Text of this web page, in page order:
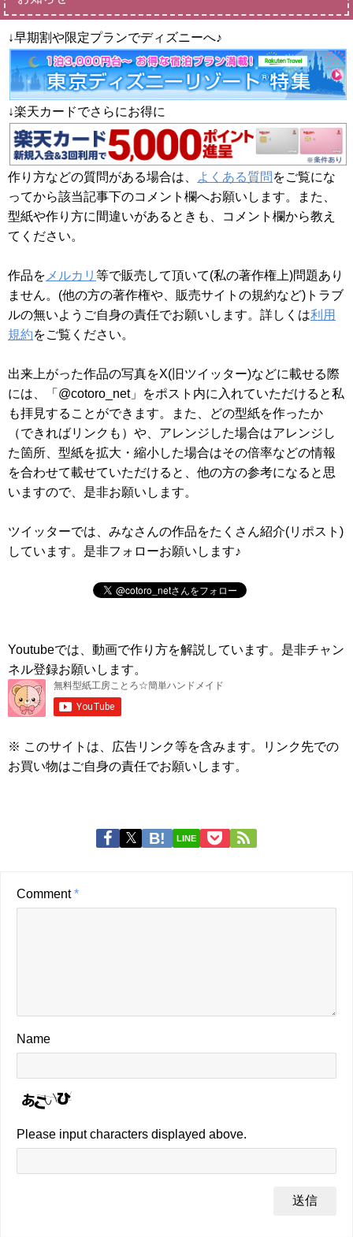
↓早期割や限定プランでディズニーへ♪
↓楽天カードでさらにお得に
作り方などの質問がある場合は、 よくある質問 をご覧にな
ってから該当記事下のコメント欄へお願いします。また、
型紙や作り方に間違いがあるときも、コメント欄から教え
てください。
作品を メルカリ 等で販売して頂いて(私の著作権上)問題あり
ません。(他の方の著作権や、販売サイトの規約など)トラブ
ルの無いようご自身の責任でお願いします。詳しくは利用
規約をご覧ください。
出来上がった作品の写真をX(旧ツイッター)などに載せる際
には、「@cotoro_net」をポスト内に入れていただけると私
も拝見することができます。また、どの型紙を作ったか
（できればリンクも）や、アレンジした場合はアレンジし
た箇所、型紙を拡大・縮小した場合はその倍率などの情報
を合わせて載せていただけると、他の方の参考になると思
いますので、是非お願いします。
ツイッターでは、みなさんの作品をたくさん紹介(リポスト)
しています。是非フォローお願いします♪
Youtubeでは、動画で作り方を解説しています。是非チャン
ネル登録お願いします。
※ このサイトは、広告リンク等を含みます。リンク先での
お買い物はご自身の責任でお願いします。
LINE
Comment*
Name
Please input characters displayed above.